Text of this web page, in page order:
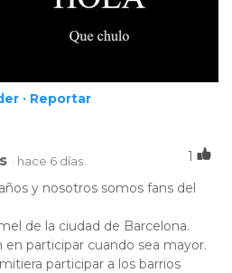
· Reportar
· hace 6 días
y nosotros somos fans del
de la ciudad de Barcelona.
en participar cuando sea mayor.
participar a los barrios
1